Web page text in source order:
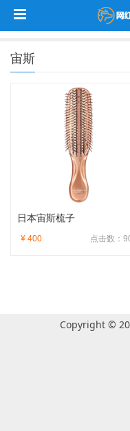
宙斯
日本宙斯梳子
点击数：
¥ 400
Copyright ©